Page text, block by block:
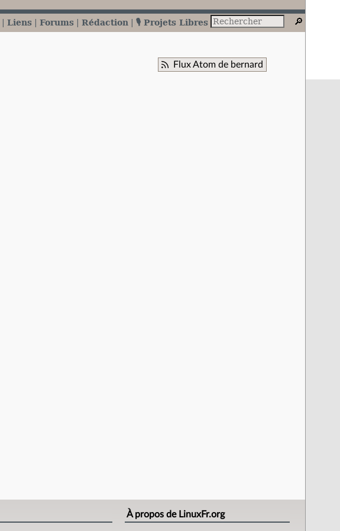
Liens Forums Rédaction 🎙️ Projets Libres
Flux Atom de bernard
À propos de LinuxFr.org